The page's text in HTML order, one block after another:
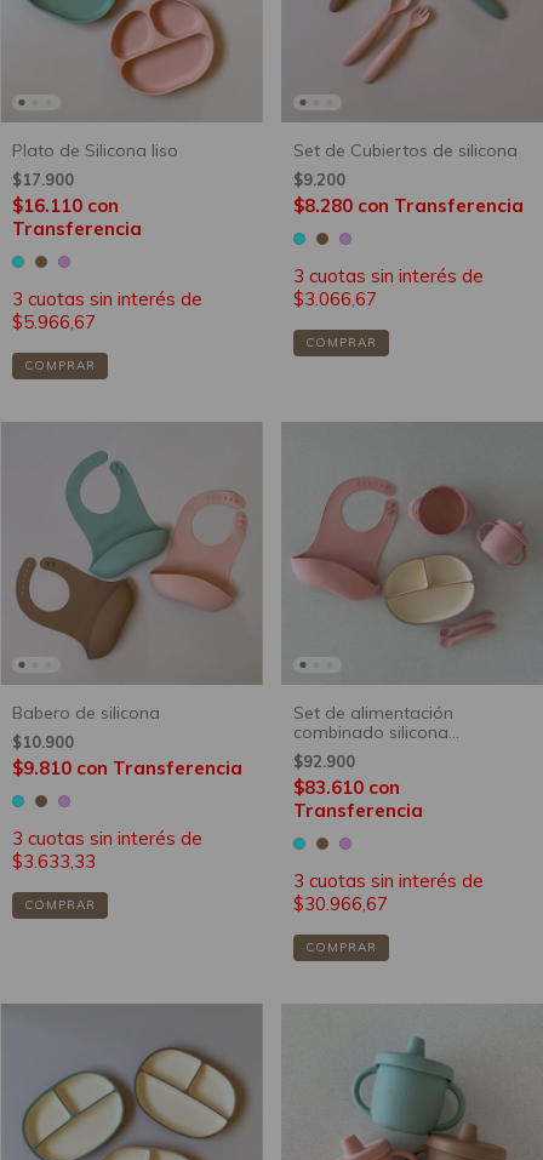
Plato de Silicona liso
$17.900
$16.110 con
Transferencia
3 cuotas sin interés de
$5.966,67
COMPRAR
Set de Cubiertos de silicona
$9.200
$8.280 con Transferencia
3 cuotas sin interés de
$3.066,67
COMPRAR
Babero de silicona
$10.900
$9.810 con Transferencia
3 cuotas sin interés de
$3.633,33
COMPRAR
Set de alimentación
combinado silicona
PERSONALIZADO (15 días de
producción)
$92.900
$83.610 con
Transferencia
3 cuotas sin interés de
$30.966,67
COMPRAR